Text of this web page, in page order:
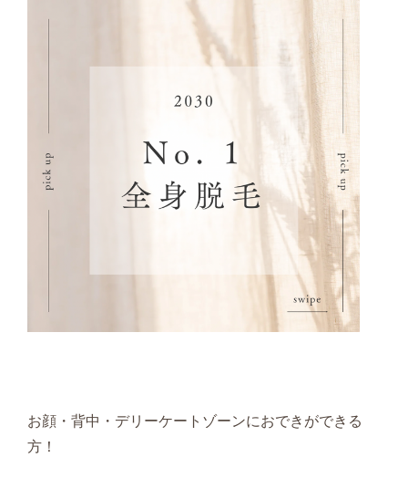
お顔・背中・デリーケートゾーンにおできができる
方！